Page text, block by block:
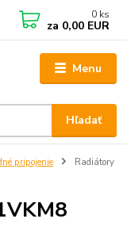
Menu
Hľadať
0 ks
za 0,00 EUR
pripojenie
Radiátory